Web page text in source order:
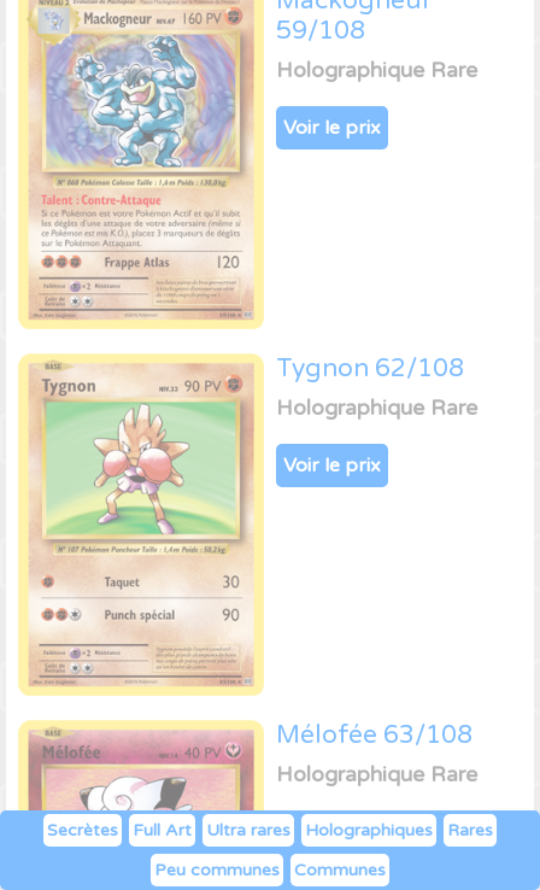
59/108
Holographique Rare
Voir le prix
Tygnon 62/108
Holographique Rare
Voir le prix
Mélofée 63/108
Holographique Rare
Voir le prix
Secrètes Full Art Ultra rares Holographiques
Rares
Peu communes
Communes